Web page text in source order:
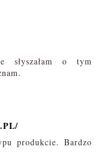
słyszałam o tym
produkcie. Bardzo